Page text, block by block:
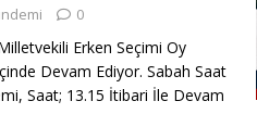
0
Erken Seçimi Oy
Devam Ediyor. Sabah Saat
Saat; 13.15 İtibari İle Devam